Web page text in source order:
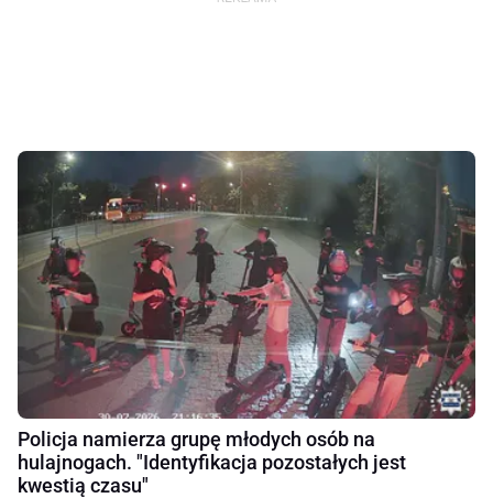
Policja namierza grupę młodych osób na
hulajnogach. "Identyfikacja pozostałych jest
kwestią czasu"